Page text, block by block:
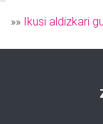
»» Ikusi aldizkari